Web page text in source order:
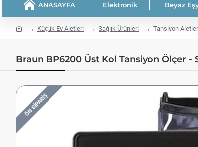
ANASAYFA Elektronik Beyaz
home Küçük Ev Aletleri Sağlık Ürünleri Tansiyon
Braun BP6200 Üst Kol Tansiyon Ölçer -
ÖN SIPARIŞ